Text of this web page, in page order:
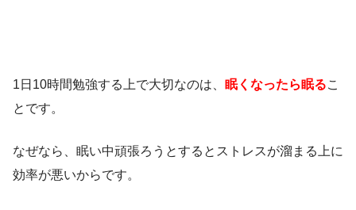
1日10時間勉強する上で大切なのは、 眠くなったら眠るこ
とです。
なぜなら、眠い中頑張ろうとするとストレスが溜まる上に
効率が悪いからです。